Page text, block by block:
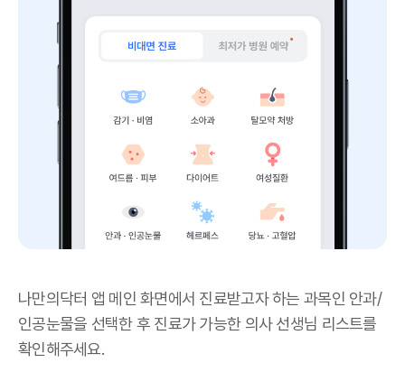
나만의닥터 앱 메인 화면에서 진료받고자 하는 과목인 안과/
인공눈물을 선택한 후 진료가 가능한 의사 선생님 리스트를
확인해주세요.